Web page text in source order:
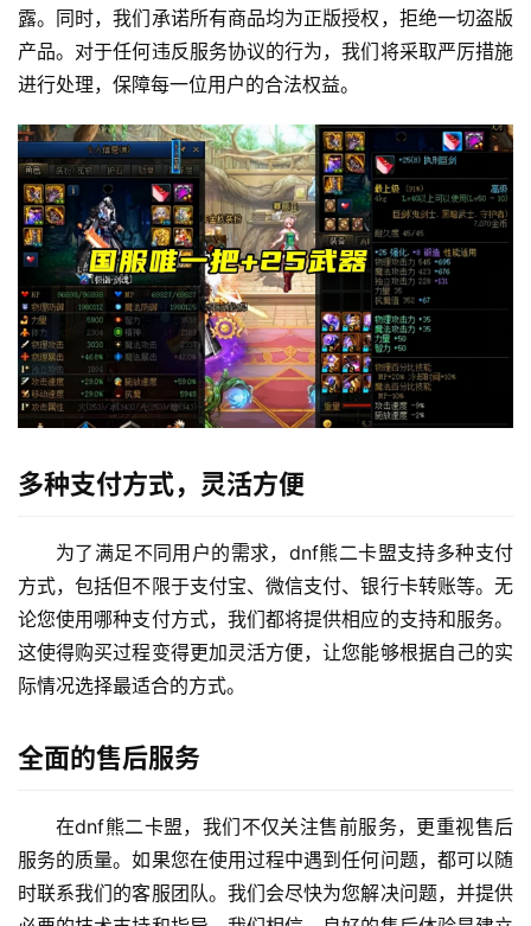
露。同时，我们承诺所有商品均为正版授权，拒绝一切盗版
产品。对于任何违反服务协议的行为，我们将采取严厉措施
进行处理，保障每一位用户的合法权益。
多种支付方式，灵活方便
为了满足不同用户的需求，dnf熊二卡盟支持多种支付
方式，包括但不限于支付宝、微信支付、银行卡转账等。无
论您使用哪种支付方式，我们都将提供相应的支持和服务。
这使得购买过程变得更加灵活方便，让您能够根据自己的实
际情况选择最适合的方式。
全面的售后服务
在dnf熊二卡盟，我们不仅关注售前服务，更重视售后
服务的质量。如果您在使用过程中遇到任何问题，都可以随
时联系我们的客服团队。我们会尽快为您解决问题，并提供